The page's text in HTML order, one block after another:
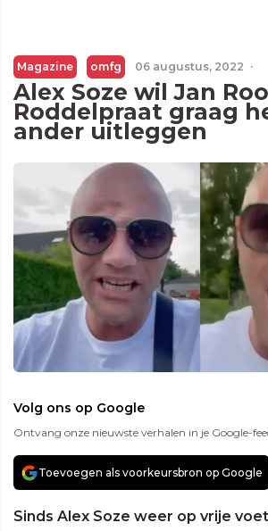
Magazine omfg 06 augustus, 2022 ·
Alex Soze wil Jan
Roddelpraat graag
ander uitleggen
Volg ons op Google
Ontvang onze nieuwste verhalen in je Google-
Toevoegen als voorkeursbron op Google
Sinds Alex Soze weer op vrije